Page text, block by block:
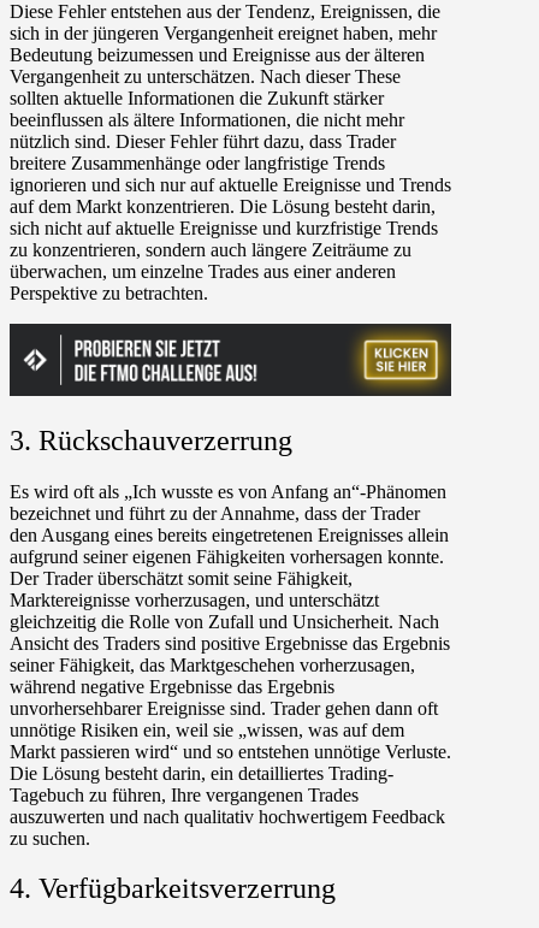
Diese Fehler entstehen aus der Tendenz, Ereignissen, die
sich in der jüngeren Vergangenheit ereignet haben, mehr
Bedeutung beizumessen und Ereignisse aus der älteren
Vergangenheit zu unterschätzen. Nach dieser These
sollten aktuelle Informationen die Zukunft stärker
beeinflussen als ältere Informationen, die nicht mehr
nützlich sind. Dieser Fehler führt dazu, dass Trader
breitere Zusammenhänge oder langfristige Trends
ignorieren und sich nur auf aktuelle Ereignisse und Trends
auf dem Markt konzentrieren. Die Lösung besteht darin,
sich nicht auf aktuelle Ereignisse und kurzfristige Trends
zu konzentrieren, sondern auch längere Zeiträume zu
überwachen, um einzelne Trades aus einer anderen
Perspektive zu betrachten.
3. Rückschauverzerrung
Es wird oft als „Ich wusste es von Anfang an“-Phänomen
bezeichnet und führt zu der Annahme, dass der Trader
den Ausgang eines bereits eingetretenen Ereignisses allein
aufgrund seiner eigenen Fähigkeiten vorhersagen konnte.
Der Trader überschätzt somit seine Fähigkeit,
Marktereignisse vorherzusagen, und unterschätzt
gleichzeitig die Rolle von Zufall und Unsicherheit. Nach
Ansicht des Traders sind positive Ergebnisse das Ergebnis
seiner Fähigkeit, das Marktgeschehen vorherzusagen,
während negative Ergebnisse das Ergebnis
unvorhersehbarer Ereignisse sind. Trader gehen dann oft
unnötige Risiken ein, weil sie „wissen, was auf dem
Markt passieren wird“ und so entstehen unnötige Verluste.
Die Lösung besteht darin, ein detailliertes Trading-
Tagebuch zu führen, Ihre vergangenen Trades
auszuwerten und nach qualitativ hochwertigem Feedback
zu suchen.
4. Verfügbarkeitsverzerrung